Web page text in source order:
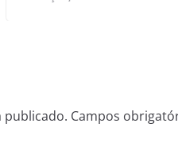
publicado. Campos